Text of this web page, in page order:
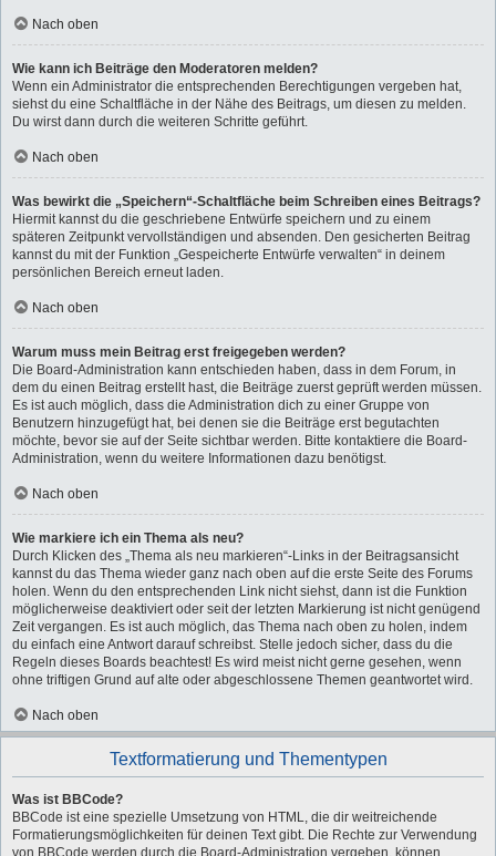
Nach oben
Wie kann ich Beiträge den Moderatoren melden?
Wenn ein Administrator die entsprechenden Berechtigungen vergeben hat,
siehst du eine Schaltfläche in der Nähe des Beitrags, um diesen zu melden.
Du wirst dann durch die weiteren Schritte geführt.
Nach oben
Was bewirkt die „Speichern“-Schaltfläche beim Schreiben eines Beitrags?
Hiermit kannst du die geschriebene Entwürfe speichern und zu einem
späteren Zeitpunkt vervollständigen und absenden. Den gesicherten Beitrag
kannst du mit der Funktion „Gespeicherte Entwürfe verwalten“ in deinem
persönlichen Bereich erneut laden.
Nach oben
Warum muss mein Beitrag erst freigegeben werden?
Die Board-Administration kann entschieden haben, dass in dem Forum, in
dem du einen Beitrag erstellt hast, die Beiträge zuerst geprüft werden müssen.
Es ist auch möglich, dass die Administration dich zu einer Gruppe von
Benutzern hinzugefügt hat, bei denen sie die Beiträge erst begutachten
möchte, bevor sie auf der Seite sichtbar werden. Bitte kontaktiere die Board-
Administration, wenn du weitere Informationen dazu benötigst.
Nach oben
Wie markiere ich ein Thema als neu?
Durch Klicken des „Thema als neu markieren“-Links in der Beitragsansicht
kannst du das Thema wieder ganz nach oben auf die erste Seite des Forums
holen. Wenn du den entsprechenden Link nicht siehst, dann ist die Funktion
möglicherweise deaktiviert oder seit der letzten Markierung ist nicht genügend
Zeit vergangen. Es ist auch möglich, das Thema nach oben zu holen, indem
du einfach eine Antwort darauf schreibst. Stelle jedoch sicher, dass du die
Regeln dieses Boards beachtest! Es wird meist nicht gerne gesehen, wenn
ohne triftigen Grund auf alte oder abgeschlossene Themen geantwortet wird.
Nach oben
Textformatierung und Thementypen
Was ist BBCode?
BBCode ist eine spezielle Umsetzung von HTML, die dir weitreichende
Formatierungsmöglichkeiten für deinen Text gibt. Die Rechte zur Verwendung